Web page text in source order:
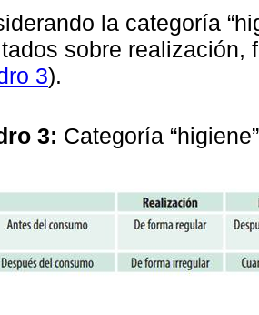
la categoría
sobre realización,
3).
3: Categoría